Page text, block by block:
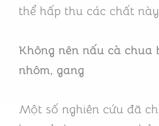
thể hấp thu các chất
Không nên nấu cà chua
nhôm, gang
Một số nghiên cứu đã